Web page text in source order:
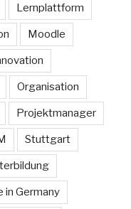
Lernplattform
Moodle
Organisation
Projektmanager
Stuttgart
in Germany